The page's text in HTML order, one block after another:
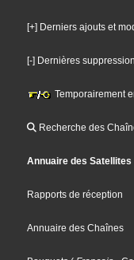
[+] Derniers ajouts et
[-] Dernières
Temporairement
Recherche des
Annuaire des Satellites
Rapports de réception
Annuaire des Chaînes